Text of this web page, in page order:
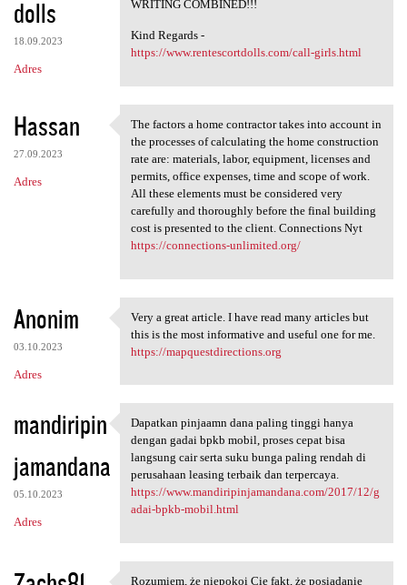
dolls
18.09.2023
Adres
WRITING COMBINED!!!
Kind Regards -
https://www.rentescortdolls.com/call-girls.html
Hassan
27.09.2023
Adres
The factors a home contractor
The factors a home contractor takes into account in
the processes of calculating the home construction
rate are: materials, labor, equipment, licenses and
permits, office expenses, time and scope of work.
All these elements must be considered very
carefully and thoroughly before the final building
cost is presented to the client. Connections Nyt
https://connections-unlimited.org/
Anonim
03.10.2023
Adres
Very a great article. I have
Very a great article. I have read many articles but
this is the most informative and useful one for me.
https://mapquestdirections.org
mandiripin
jamandana
05.10.2023
Adres
Dapatkan pinjaamn dana paling
Dapatkan pinjaamn dana paling tinggi hanya
dengan gadai bpkb mobil, proses cepat bisa
langsung cair serta suku bunga paling rendah di
perusahaan leasing terbaik dan terpercaya.
https://www.mandiripinjamandana.com/2017/12/g
adai-bpkb-mobil.html
Rozumiem, że niepokoi Cię fakt, że posiadanie